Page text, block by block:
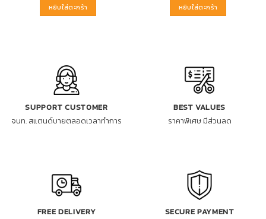
หยิบใส่ตะกร้า หยิบใส่ตะกร้า
SUPPORT CUSTOMER
จนท. สแตนด์บายตลอดเวลาทำการ
BEST VALUES
ราคาพิเศษ มีส่วนลด
FREE DELIVERY
SECURE PAYMENT